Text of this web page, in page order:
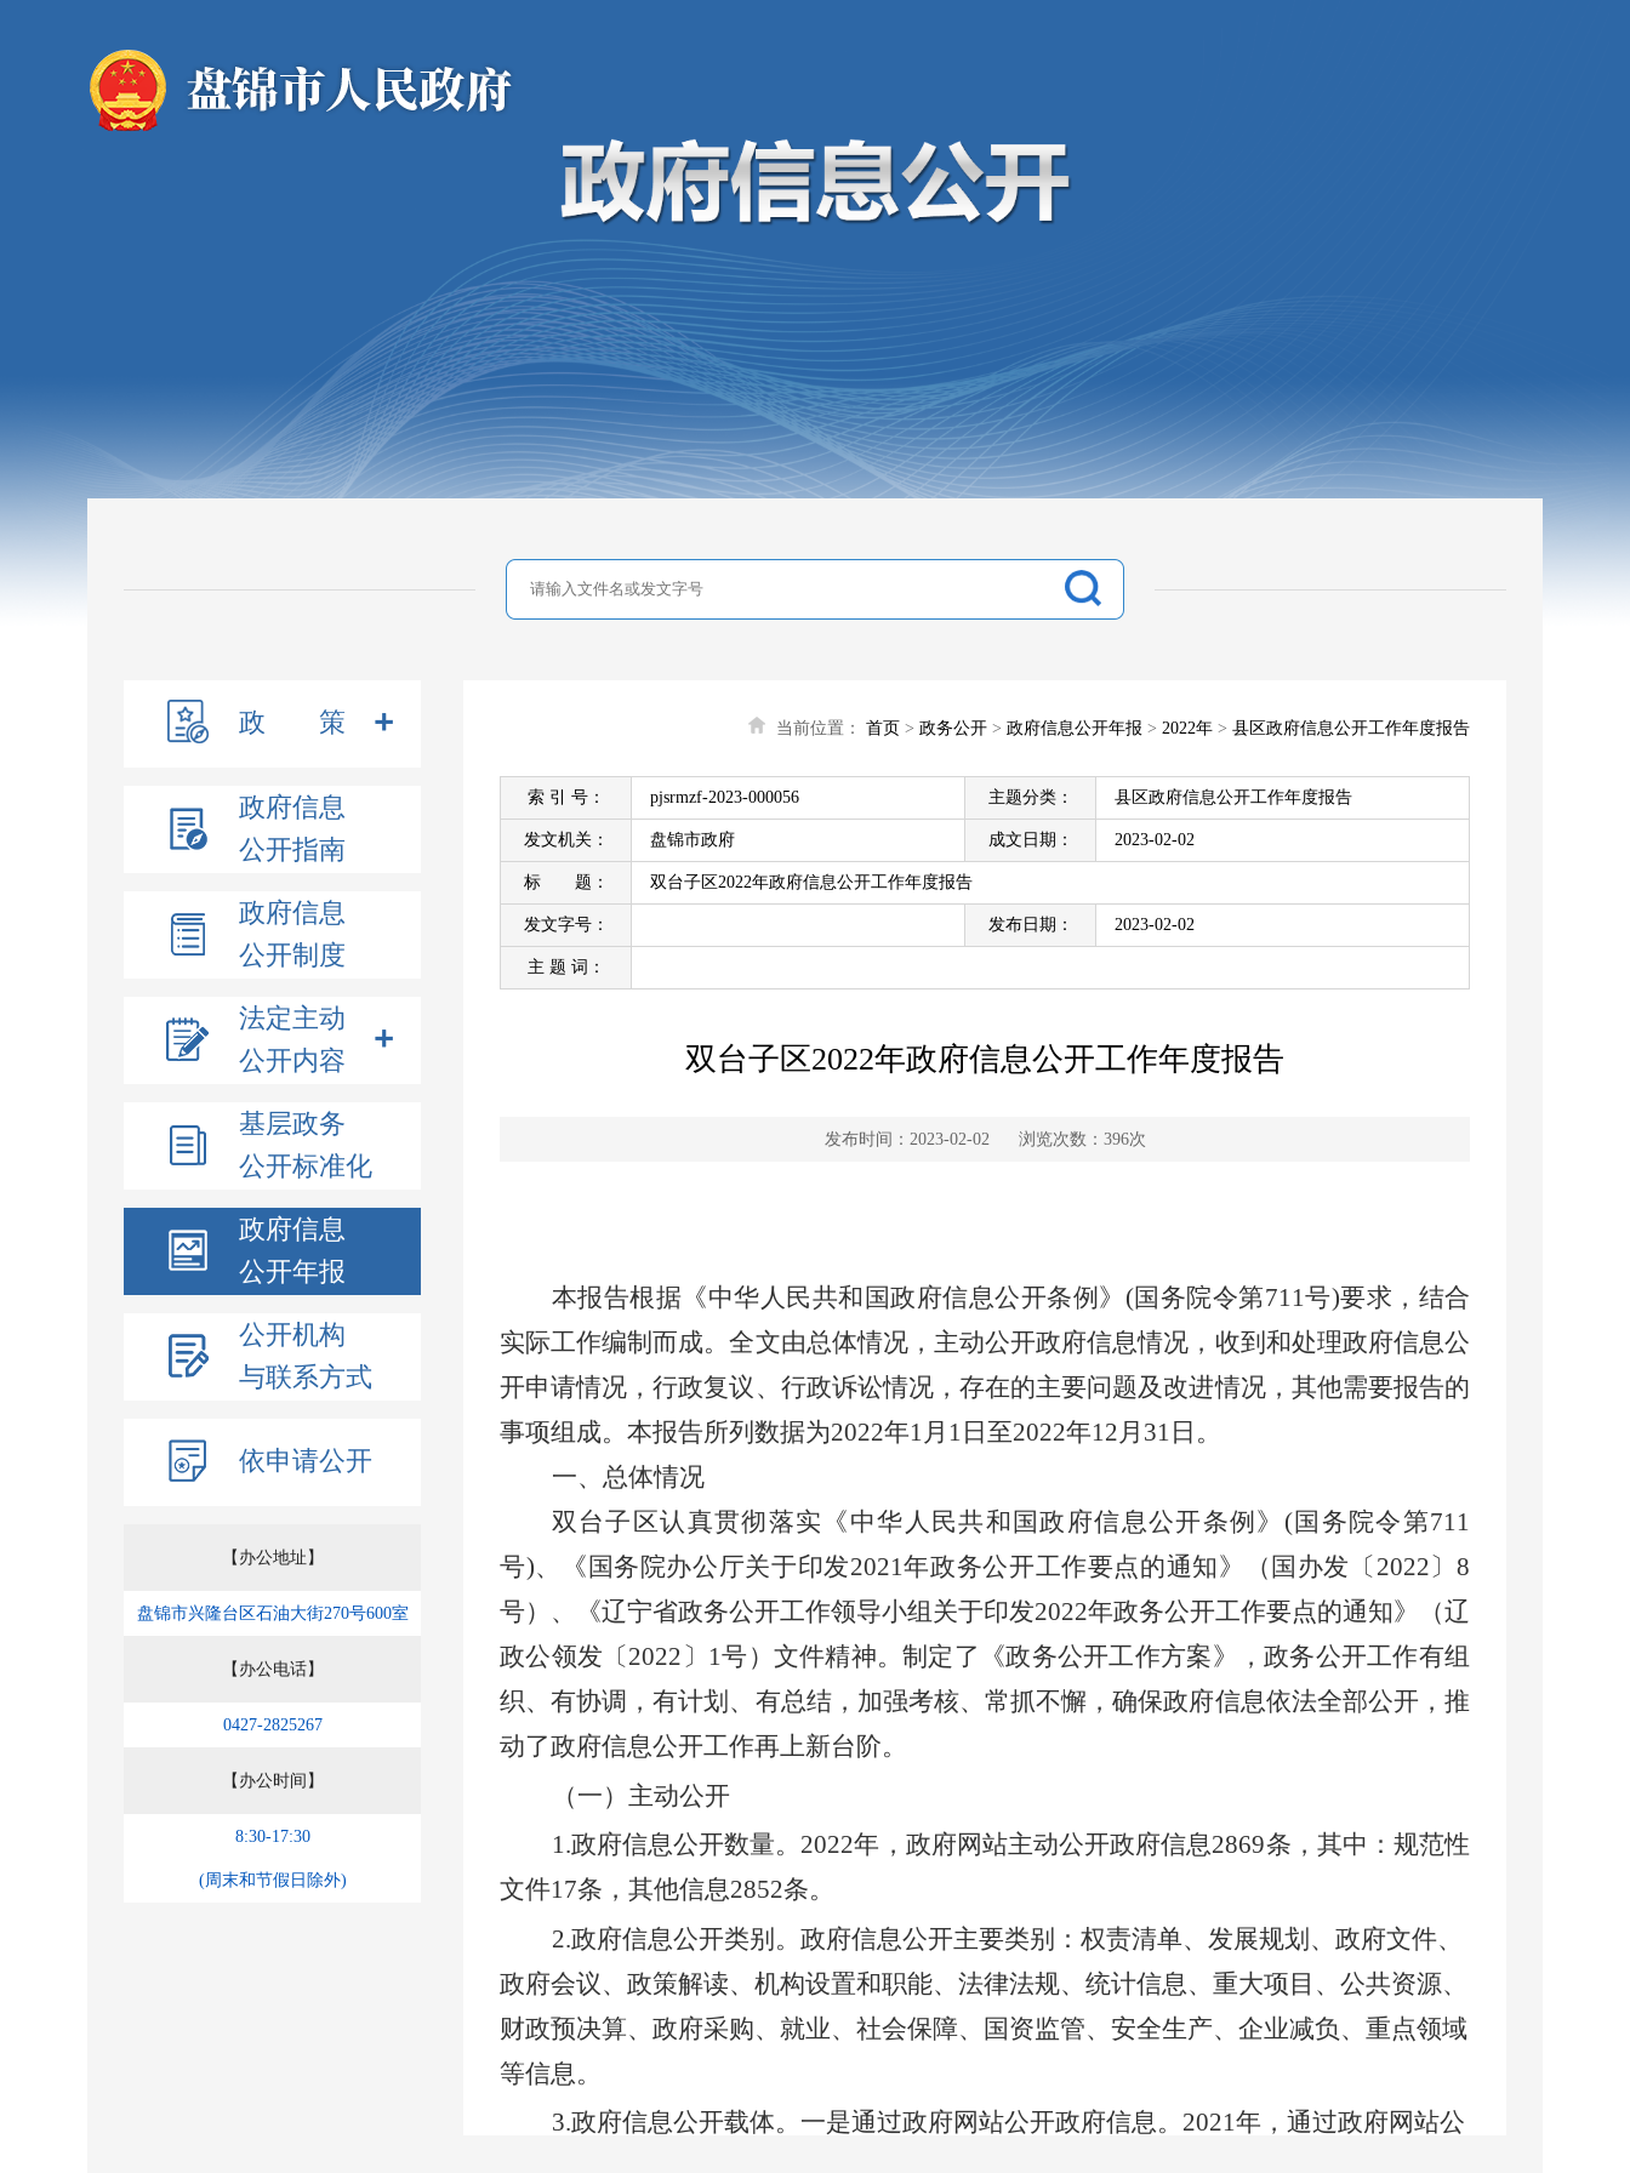
政 策
政府信息
公开指南
政府信息
公开制度
法定主动
公开内容
基层政务
公开标准化
政府信息
公开年报
公开机构
与联系方式
依申请公开
【办公地址】
盘锦市兴隆台区石油大街270号600室
【办公电话】
0427-2825267
【办公时间】
8:30-17:30
(周末和节假日除外)
当前位置： 首页 > 政务公开 > 政府信息公开年报 > 2022年 > 县区政府信息公开工作年度报告
索 引 号： pjsrmzf-2023-000056 主题分类： 县区政府信息公开工作年度报告
发文机关： 盘锦市政府 成文日期： 2023-02-02
标 题： 双台子区2022年政府信息公开工作年度报告
发文字号： 发布日期： 2023-02-02
主 题 词：
双台子区2022年政府信息公开工作年度报告
发布时间：2023-02-02 浏览次数： 396次
本报告根据《中华人民共和国政府信息公开条例》 (国务院令第711号)要求，结合
实际工作编制而成。全文由总体情况，主动公开政府信息情况，收到和处理政府信息公
开申请情况，行政复议、行政诉讼情况，存在的主要问题及改进情况，其他需要报告的
事项组成。本报告所列数据为2022年1月1日至2022年12月31日。
一、 总体情况
双台子区认真贯彻落实《中华人民共和国政府信息公开条例》 (国务院令第711
号)、《国务院办公厅关于印发2021年政务公开工作要点的通知》（国办发〔2022〕8
号）、《辽宁省政务公开工作领导小组关于印发2022年政务公开工作要点的通知》（辽
政公领发〔2022 〕 1号）文件精神。制定了《政务公开工作方案》，政务公开工作有组
织、有协调，有计划、有总结，加强考核、常抓不懈，确保政府信息依法全部公开，推
动了政府信息公开工作再上新台阶。
（一）主动公开
1.政府信息公开数量。 2022年，政府网站主动公开政府信息2869条，其中：规范性
文件17条，其他信息2852条。
2.政府信息公开类别。 政府信息公开主要类别：权责清单、发展规划、政府文件、
政府会议、政策解读、机构设置和职能、法律法规、统计信息、重大项目、公共资源、
财政预决算、政府采购、就业、社会保障、国资监管、安全生产、企业减负、重点领域
等信息。
3.政府信息公开载体。 一是通过政府网站公开政府信息。 2021年，通过政府网站公